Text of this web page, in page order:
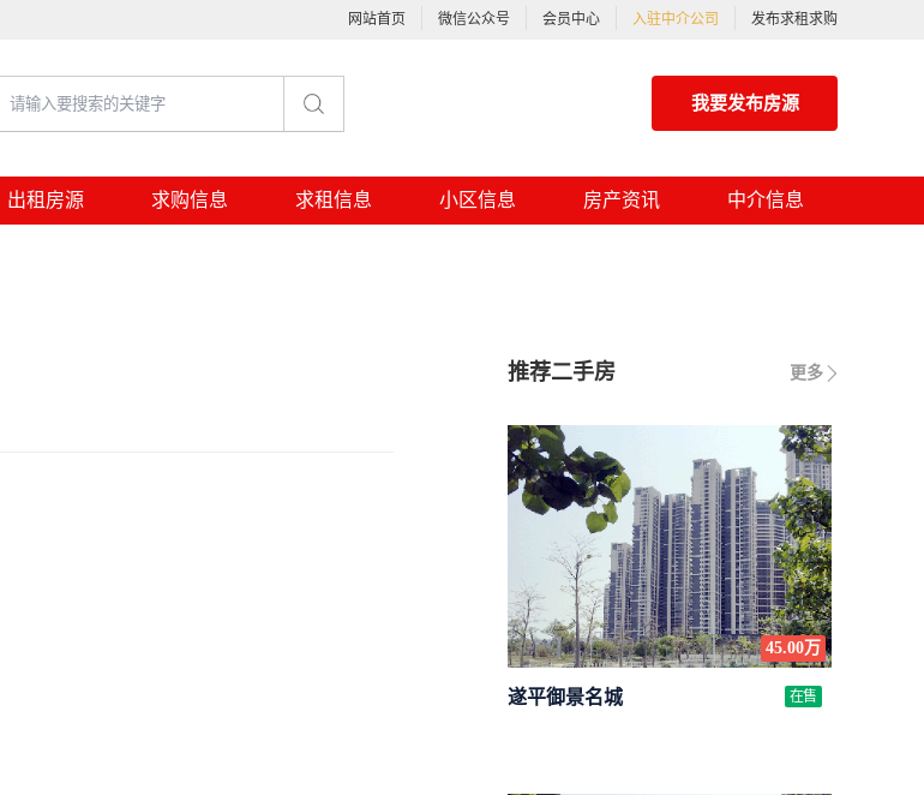
网站首页 微信公众号 会员中心 入驻中介公司 发布求租求购
我要发布房源
出租房源 求购信息 求租信息 小区信息 房产资讯 中介信息
更多
推荐二手房
45.00万
遂平御景名城 在售